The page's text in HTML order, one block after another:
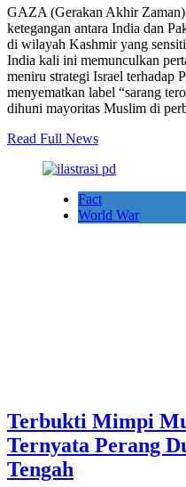
GAZA (Gerakan Akhir Zaman)
ketegangan antara India dan
di wilayah Kashmir yang
India kali ini memunculkan
meniru strategi Israel terhadap
menyematkan label “sarang
dihuni mayoritas Muslim di
Read Full News
Fact
World War
Terbukti Mimpi
Ternyata Perang
Tengah